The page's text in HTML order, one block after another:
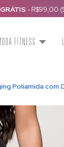
- R$99,00
FITNESS
Poliamida com